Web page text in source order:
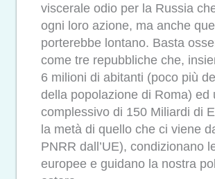
viscerale odio per la Russia
ogni loro azione, ma anche
porterebbe lontano. Basta
come tre repubbliche che,
6 milioni di abitanti (poco più
della popolazione di Roma) ed
complessivo di 150 Miliardi di
la metà di quello che ci viene
PNRR dall’UE), condizionano
europee e guidano la nostra